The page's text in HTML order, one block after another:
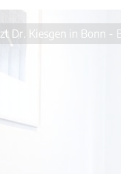
Dr. Kiesgen in Bonn -